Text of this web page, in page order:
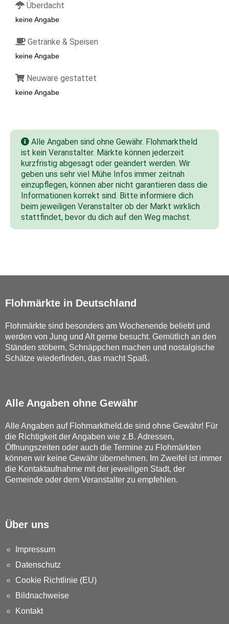
Überdacht
keine Angabe
Getränke & Speisen
keine Angabe
Neuware gestattet
keine Angabe
Alle Angaben sind ohne Gewähr. Flohmarktheld
ist kein Veranstalter. Märkte können jederzeit
kurzfristig abgesagt oder geändert werden. Wir
geben uns sehr viel Mühe Infos immer zeitnah
einzupflegen, können aber nicht garantieren dass die
Informationen korrekt sind. Bitte informiere dich
beim jeweiligen Veranstalter ob der Markt wirklich
stattfindet, bevor du dich auf den Weg machst.
Flohmärkte in Deutschland
Flohmärkte sind besonders am Wochenende beliebt und
werden von Jung und Alt gerne besucht. Gemütlich an den
Ständen stöbern, Schnäppchen machen und nostalgische
Schätze wiederfinden, das macht Spaß.
Alle Angaben ohne Gewähr
Alle Angaben auf Flohmarktheld.de sind ohne Gewähr! Für
die Richtigkeit der Angaben wie z.B. Adressen,
Öffnungszeiten oder auch die Termine zu Flohmärkten
können wir keine Gewähr übernehmen. Im Zweifel ist immer
die Kontaktaufnahme mit der jeweiligen Stadt, der
Gemeinde oder dem Veranstalter zu empfehlen.
Über uns
Impressum
Datenschutz
Cookie Richtlinie (EU)
Bildnachweise
Kontakt